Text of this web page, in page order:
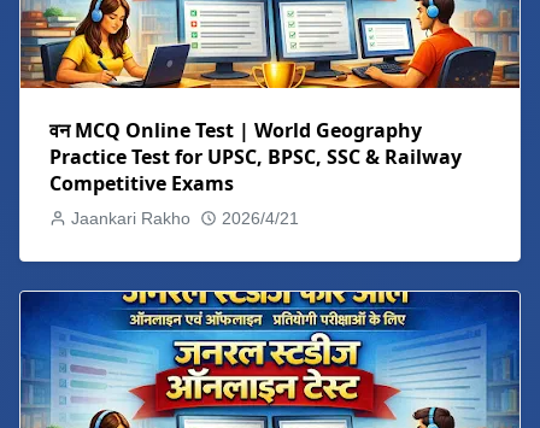
वन MCQ Online Test | World Geography
Practice Test for UPSC, BPSC, SSC & Railway
Competitive Exams
Jaankari Rakho 2026/4/21